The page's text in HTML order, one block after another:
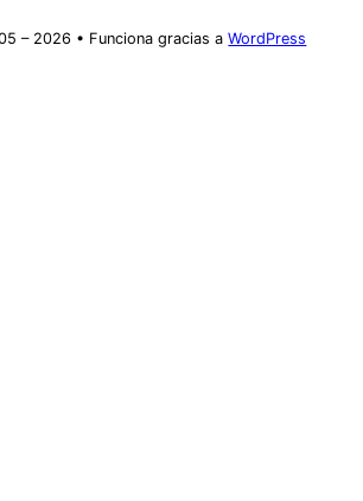
– 2026 • Funciona gracias aWordPress